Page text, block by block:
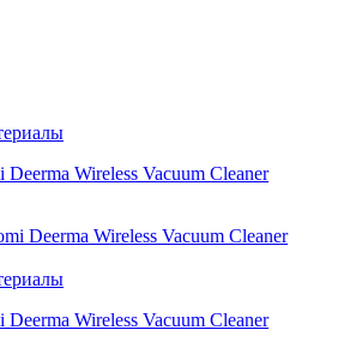
Wireless Vacuum Cleaner
Wireless Vacuum Cleaner